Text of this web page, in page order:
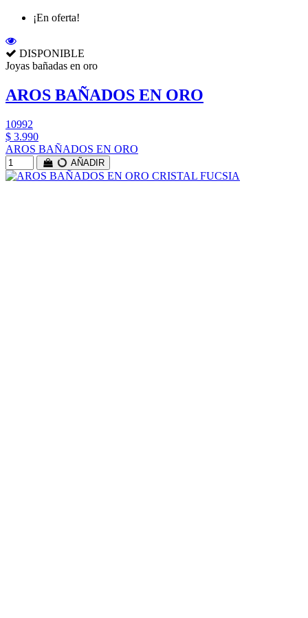
¡En oferta!
DISPONIBLE
Joyas bañadas en oro
AROS BAÑADOS EN ORO
10992
$ 3.990
AROS BAÑADOS EN ORO
AÑADIR